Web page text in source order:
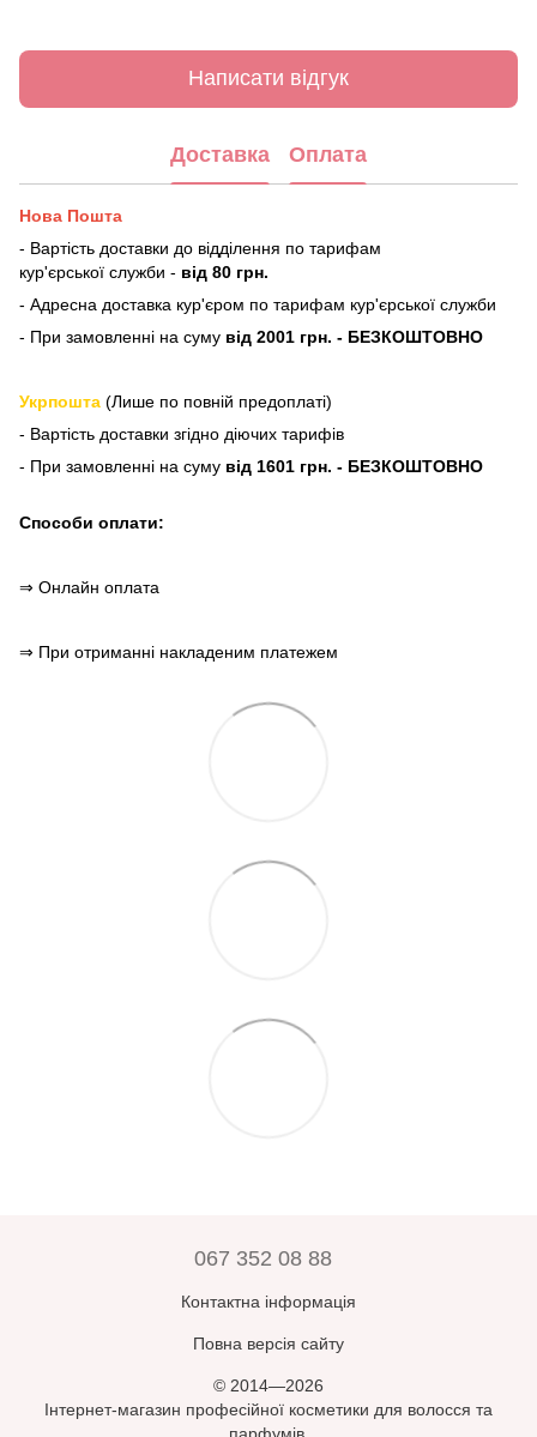
Написати відгук
Доставка Оплата
Нова Пошта
- Вартість доставки до відділення по тарифам
кур'єрської служби - від 80 грн.
- Адресна доставка кур'єром по тарифам кур'єрської служби
- При замовленні на суму від 2001 грн. - БЕЗКОШТОВНО
Укрпошта (Лише по повній предоплаті)
- Вартість доставки згідно діючих тарифів
- При замовленні на суму від 1601 грн. - БЕЗКОШТОВНО
Способи оплати:
⇒ Онлайн оплата
⇒ При отриманні накладеним платежем
067 352 08 88
Контактна інформація
Повна версія сайту
© 2014—2026
Інтернет-магазин професійної косметики для волосся та
парфумів.